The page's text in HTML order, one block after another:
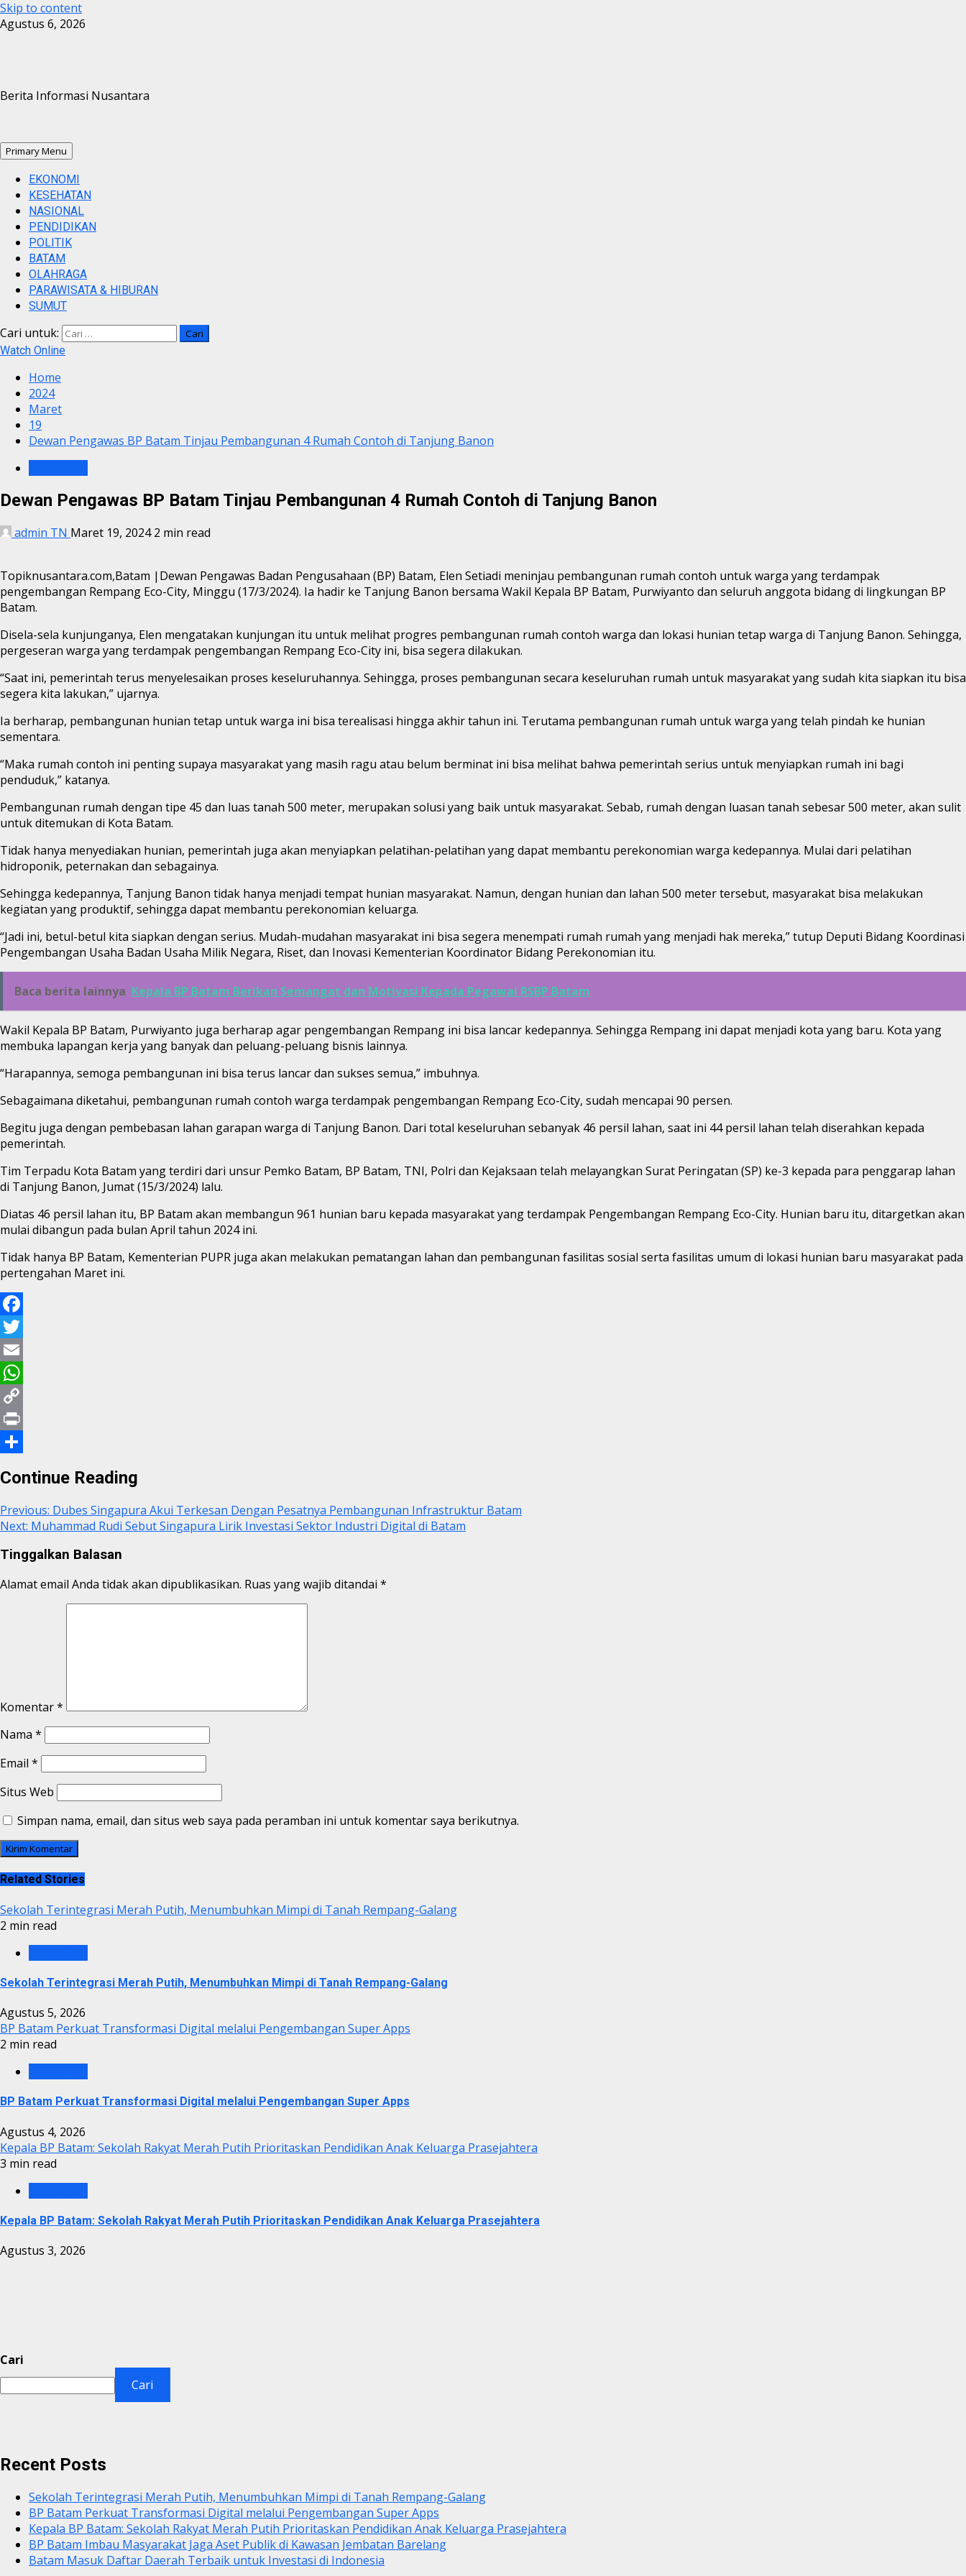
Skip to content
Agustus 6, 2026
Berita Informasi Nusantara
Primary Menu
EKONOMI
KESEHATAN
NASIONAL
PENDIDIKAN
POLITIK
BATAM
OLAHRAGA
PARAWISATA & HIBURAN
SUMUT
Cari untuk:
Watch Online
Home
2024
Maret
19
Dewan Pengawas BP Batam Tinjau Pembangunan 4 Rumah Contoh di Tanjung Banon
Dewan Pengawas BP Batam Tinjau Pembangunan 4 Rumah Contoh di Tanjung Banon
admin TN Maret 19, 20242 min read
Topiknusantara.com,Batam |Dewan Pengawas Badan Pengusahaan (BP) Batam, Elen Setiadi meninjau pembangunan rumah contoh untuk warga yang terdampak
pengembangan Rempang Eco-City, Minggu (17/3/2024). Ia hadir ke Tanjung Banon bersama Wakil Kepala BP Batam, Purwiyanto dan seluruh anggota bidang di lingkungan BP
Batam.
Disela-sela kunjunganya, Elen mengatakan kunjungan itu untuk melihat progres pembangunan rumah contoh warga dan lokasi hunian tetap warga di Tanjung Banon. Sehingga,
pergeseran warga yang terdampak pengembangan Rempang Eco-City ini, bisa segera dilakukan.
“Saat ini, pemerintah terus menyelesaikan proses keseluruhannya. Sehingga, proses pembangunan secara keseluruhan rumah untuk masyarakat yang sudah kita siapkan itu bisa
segera kita lakukan,” ujarnya.
Ia berharap, pembangunan hunian tetap untuk warga ini bisa terealisasi hingga akhir tahun ini. Terutama pembangunan rumah untuk warga yang telah pindah ke hunian
sementara.
“Maka rumah contoh ini penting supaya masyarakat yang masih ragu atau belum berminat ini bisa melihat bahwa pemerintah serius untuk menyiapkan rumah ini bagi
penduduk,” katanya.
Pembangunan rumah dengan tipe 45 dan luas tanah 500 meter, merupakan solusi yang baik untuk masyarakat. Sebab, rumah dengan luasan tanah sebesar 500 meter, akan sulit
untuk ditemukan di Kota Batam.
Tidak hanya menyediakan hunian, pemerintah juga akan menyiapkan pelatihan-pelatihan yang dapat membantu perekonomian warga kedepannya. Mulai dari pelatihan
hidroponik, peternakan dan sebagainya.
Sehingga kedepannya, Tanjung Banon tidak hanya menjadi tempat hunian masyarakat. Namun, dengan hunian dan lahan 500 meter tersebut, masyarakat bisa melakukan
kegiatan yang produktif, sehingga dapat membantu perekonomian keluarga.
“Jadi ini, betul-betul kita siapkan dengan serius. Mudah-mudahan masyarakat ini bisa segera menempati rumah rumah yang menjadi hak mereka,” tutup Deputi Bidang Koordinasi
Pengembangan Usaha Badan Usaha Milik Negara, Riset, dan Inovasi Kementerian Koordinator Bidang Perekonomian itu.
Baca berita lainnya Kepala BP Batam Berikan Semangat dan Motivasi Kepada Pegawai RSBP Batam
Wakil Kepala BP Batam, Purwiyanto juga berharap agar pengembangan Rempang ini bisa lancar kedepannya. Sehingga Rempang ini dapat menjadi kota yang baru. Kota yang
membuka lapangan kerja yang banyak dan peluang-peluang bisnis lainnya.
“Harapannya, semoga pembangunan ini bisa terus lancar dan sukses semua,” imbuhnya.
Sebagaimana diketahui, pembangunan rumah contoh warga terdampak pengembangan Rempang Eco-City, sudah mencapai 90 persen.
Begitu juga dengan pembebasan lahan garapan warga di Tanjung Banon. Dari total keseluruhan sebanyak 46 persil lahan, saat ini 44 persil lahan telah diserahkan kepada
pemerintah.
Tim Terpadu Kota Batam yang terdiri dari unsur Pemko Batam, BP Batam, TNI, Polri dan Kejaksaan telah melayangkan Surat Peringatan (SP) ke-3 kepada para penggarap lahan
di Tanjung Banon, Jumat (15/3/2024) lalu.
Diatas 46 persil lahan itu, BP Batam akan membangun 961 hunian baru kepada masyarakat yang terdampak Pengembangan Rempang Eco-City. Hunian baru itu, ditargetkan akan
mulai dibangun pada bulan April tahun 2024 ini.
Tidak hanya BP Batam, Kementerian PUPR juga akan melakukan pematangan lahan dan pembangunan fasilitas sosial serta fasilitas umum di lokasi hunian baru masyarakat pada
pertengahan Maret ini.
Facebook
Twitter
Email
WhatsApp
Copy
Link
Print
Continue Reading
Previous: Dubes Singapura Akui Terkesan Dengan Pesatnya Pembangunan Infrastruktur Batam
Next: Muhammad Rudi Sebut Singapura Lirik Investasi Sektor Industri Digital di Batam
Tinggalkan Balasan
Alamat email Anda tidak akan dipublikasikan. Ruas yang wajib ditandai *
Komentar*
Nama *
Email *
Situs Web
Simpan nama, email, dan situs web saya pada peramban ini untuk komentar saya berikutnya.
Related Stories
Sekolah Terintegrasi Merah Putih, Menumbuhkan Mimpi di Tanah Rempang-Galang
2 min read
Sekolah Terintegrasi Merah Putih, Menumbuhkan Mimpi di Tanah Rempang-Galang
Agustus 5, 2026
BP Batam Perkuat Transformasi Digital melalui Pengembangan Super Apps
2 min read
BP Batam Perkuat Transformasi Digital melalui Pengembangan Super Apps
Agustus 4, 2026
Kepala BP Batam: Sekolah Rakyat Merah Putih Prioritaskan Pendidikan Anak Keluarga Prasejahtera
3 min read
Kepala BP Batam: Sekolah Rakyat Merah Putih Prioritaskan Pendidikan Anak Keluarga Prasejahtera
Agustus 3, 2026
Cari
Cari
Recent Posts
Sekolah Terintegrasi Merah Putih, Menumbuhkan Mimpi di Tanah Rempang-Galang
BP Batam Perkuat Transformasi Digital melalui Pengembangan Super Apps
Kepala BP Batam: Sekolah Rakyat Merah Putih Prioritaskan Pendidikan Anak Keluarga Prasejahtera
BP Batam Imbau Masyarakat Jaga Aset Publik di Kawasan Jembatan Barelang
Batam Masuk Daftar Daerah Terbaik untuk Investasi di Indonesia